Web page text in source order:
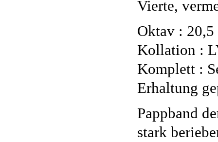
Vierte,
Oktav :
Kollation :
Komplett :
Erhaltung
Pappband
stark